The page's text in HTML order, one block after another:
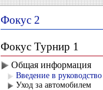
Фокус 2
Фокус Турнир 1
Общая информация
Введение в руководство
Уход за автомобилем